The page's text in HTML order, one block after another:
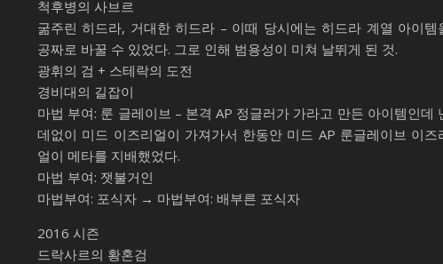
척후병의 사브르
굶주린 히드라, 거대한 히드라 – 이때 당시에는 히드라 계열 아이템
공짜로 바꿀 수 있었다. 그로 인해 범용성이 미쳐 날뛰게 된 것.
광휘의 검 + 스테락의 도전
경비대의 길잡이
마법 부여: 룬 글레이브 – 본격 AP 정글러가 가라고 만든 아이템인데
데없이 미드 이즈리얼이 가져가서 한동안 미드 AP 룬글레이브 이즈
얼이 메타를 지배했었다.
마법 부여: 잿불거인
마법부여: 포식자 → 마법부여: 배부른 포식자
2016 시즌
드락사르의 황혼검